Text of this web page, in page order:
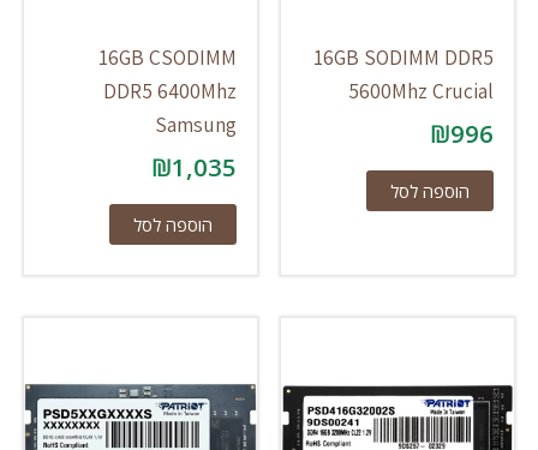
16GB SODIMM DDR5
5600Mhz Crucial
₪996
הוספה לסל
16GB CSODIMM
DDR5 6400Mhz
Samsung
₪1,035
הוספה לסל